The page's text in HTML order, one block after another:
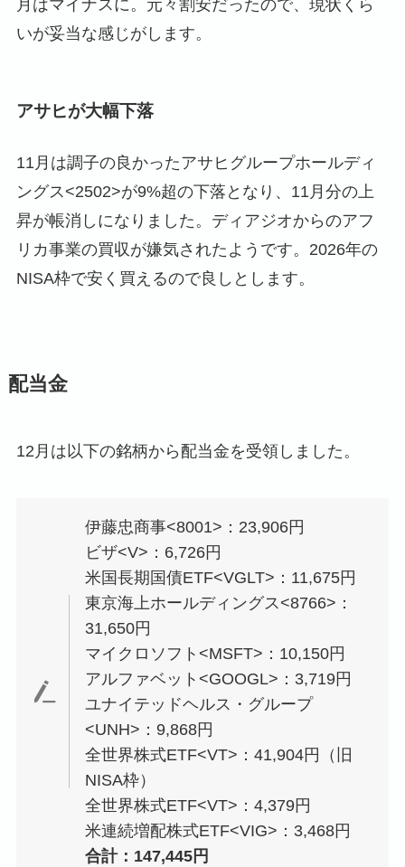
月はマイナスに。元々割安だったので、現状くら
いが妥当な感じがします。
アサヒが大幅下落
11月は調子の良かったアサヒグループホールディ
ングス<2502>が9%超の下落となり、11月分の上
昇が帳消しになりました。ディアジオからのアフ
リカ事業の買収が嫌気されたようです。2026年の
NISA枠で安く買えるので良しとします。
配当金
12月は以下の銘柄から配当金を受領しました。
伊藤忠商事<8001>：23,906円
ビザ<V>：6,726円
米国長期国債ETF<VGLT>：11,675円
東京海上ホールディングス<8766>：
31,650円
マイクロソフト<MSFT>：10,150円
アルファベット<GOOGL>：3,719円
ユナイテッドヘルス・グループ
<UNH>：9,868円
全世界株式ETF<VT>：41,904円（旧
NISA枠）
全世界株式ETF<VT>：4,379円
米連続増配株式ETF<VIG>：3,468円
合計：147,445円